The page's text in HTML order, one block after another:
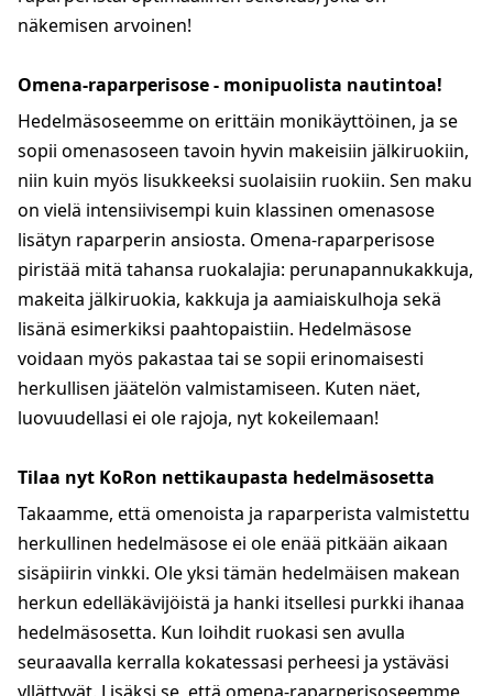
näkemisen arvoinen!
Omena-raparperisose - monipuolista nautintoa!
Hedelmäsoseemme on erittäin monikäyttöinen, ja se
sopii omenasoseen tavoin hyvin makeisiin jälkiruokiin,
niin kuin myös lisukkeeksi suolaisiin ruokiin. Sen maku
on vielä intensiivisempi kuin klassinen omenasose
lisätyn raparperin ansiosta. Omena-raparperisose
piristää mitä tahansa ruokalajia: perunapannukakkuja,
makeita jälkiruokia, kakkuja ja aamiaiskulhoja sekä
lisänä esimerkiksi paahtopaistiin. Hedelmäsose
voidaan myös pakastaa tai se sopii erinomaisesti
herkullisen jäätelön valmistamiseen. Kuten näet,
luovuudellasi ei ole rajoja, nyt kokeilemaan!
Tilaa nyt KoRon nettikaupasta hedelmäsosetta
Takaamme, että omenoista ja raparperista valmistettu
herkullinen hedelmäsose ei ole enää pitkään aikaan
sisäpiirin vinkki. Ole yksi tämän hedelmäisen makean
herkun edelläkävijöistä ja hanki itsellesi purkki ihanaa
hedelmäsosetta. Kun loihdit ruokasi sen avulla
seuraavalla kerralla kokatessasi perheesi ja ystäväsi